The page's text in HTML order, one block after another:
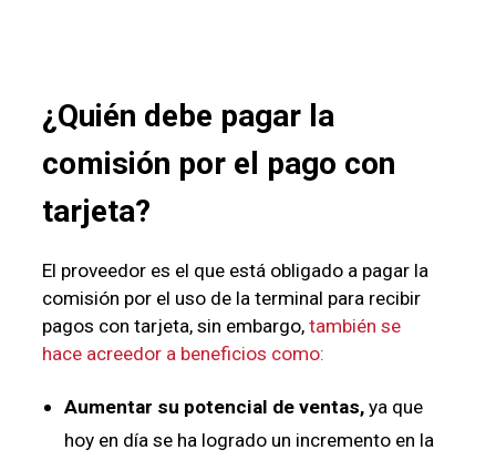
¿Quién debe pagar la
comisión por el pago con
tarjeta?
El proveedor es el que está obligado a pagar la
comisión por el uso de la terminal para recibir
pagos con tarjeta, sin embargo, también se
hace acreedor a beneficios como:
Aumentar su potencial de ventas,ya que
hoy en día se ha logrado un incremento en la